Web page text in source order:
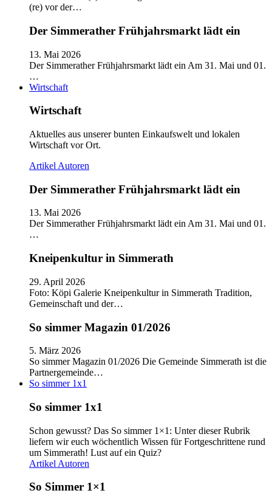
(re) vor der…
Der Simmerather Frühjahrsmarkt lädt ein
13. Mai 2026
Der Simmerather Frühjahrsmarkt lädt ein Am 31. Mai und 01.
…
Wirtschaft
Wirtschaft
Aktuelles aus unserer bunten Einkaufswelt und lokalen
Wirtschaft vor Ort.
Artikel Autoren
Der Simmerather Frühjahrsmarkt lädt ein
13. Mai 2026
Der Simmerather Frühjahrsmarkt lädt ein Am 31. Mai und 01.
…
Kneipenkultur in Simmerath
29. April 2026
Foto: Köpi Galerie Kneipenkultur in Simmerath Tradition,
Gemeinschaft und der…
So simmer Magazin 01/2026
5. März 2026
So simmer Magazin 01/2026 Die Gemeinde Simmerath ist die
Partnergemeinde…
So simmer 1x1
So simmer 1x1
Schon gewusst? Das So simmer 1×1: Unter dieser Rubrik
liefern wir euch wöchentlich Wissen für Fortgeschrittene rund
um Simmerath! Lust auf ein Quiz?
Artikel Autoren
So Simmer 1×1